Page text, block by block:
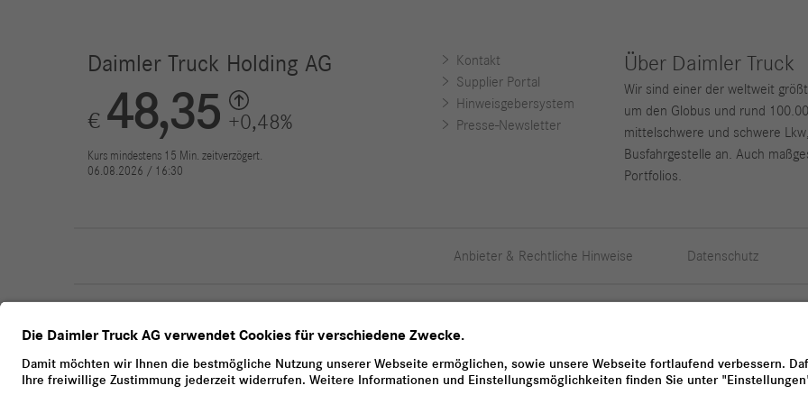
Kontakt
Supplier Portal
Hinweisgebersystem
Presse-Newsletter
Über Daimler Truck
Wir sind einer der weltweit
um den Globus und rund
mittelschwere und schwere
Busfahrgestelle an. Auch
Portfolios.
Anbieter & Rechtliche Hinweise Datenschutz